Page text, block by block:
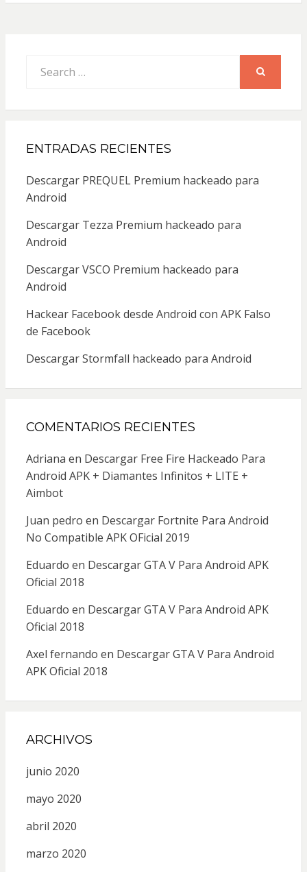
for:
ENTRADAS RECIENTES
Descargar PREQUEL Premium hackeado para
Android
Descargar Tezza Premium hackeado para
Android
Descargar VSCO Premium hackeado para
Android
Hackear Facebook desde Android con APK Falso
de Facebook
Descargar Stormfall hackeado para Android
COMENTARIOS RECIENTES
Adriana en Descargar Free Fire Hackeado Para
Android APK + Diamantes Infinitos + LITE +
Aimbot
Juan pedro en Descargar Fortnite Para Android
No Compatible APK OFicial 2019
Eduardo en Descargar GTA V Para Android APK
Oficial 2018
Eduardo en Descargar GTA V Para Android APK
Oficial 2018
Axel fernando en Descargar GTA V Para Android
APK Oficial 2018
ARCHIVOS
junio 2020
mayo 2020
abril 2020
marzo 2020